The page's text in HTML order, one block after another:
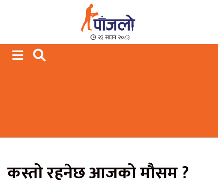
Paajalo News
We are from Far West Nepal
२३ साउन २०८३
कस्तो रहनेछ आजको मौसम ?